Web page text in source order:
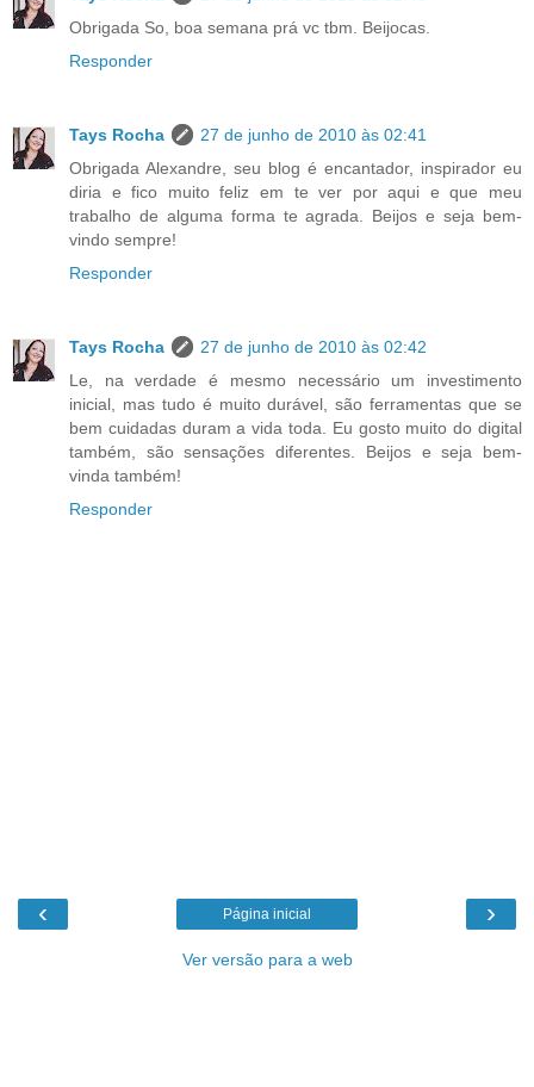
Obrigada So, boa semana prá vc tbm. Beijocas.
Responder
Tays Rocha
27 de junho de 2010 às 02:41
Obrigada Alexandre, seu blog é encantador, inspirador eu
diria e fico muito feliz em te ver por aqui e que meu
trabalho de alguma forma te agrada. Beijos e seja bem-
vindo sempre!
Responder
Tays Rocha
27 de junho de 2010 às 02:42
Le, na verdade é mesmo necessário um investimento
inicial, mas tudo é muito durável, são ferramentas que se
bem cuidadas duram a vida toda. Eu gosto muito do digital
também, são sensações diferentes. Beijos e seja bem-
vinda também!
Responder
‹ ›
Página inicial
Ver versão para a web